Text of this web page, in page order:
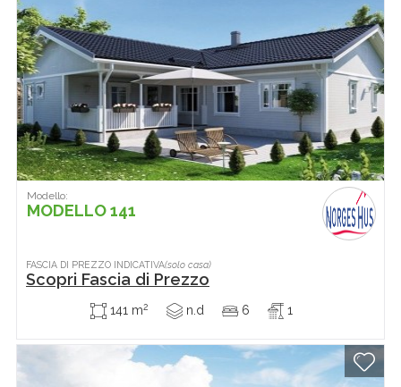
Modello:
MODELLO 141
FASCIA DI PREZZO INDICATIVA(solo casa)
Scopri Fascia di Prezzo
141 m2 n.d 6 1